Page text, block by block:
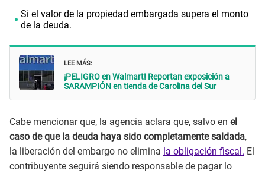
Si el valor de la propiedad embargada supera el monto
de la deuda.
LEE MÁS:
¡PELIGRO en Walmart! Reportan exposición a
SARAMPIÓN en tienda de Carolina del Sur
Cabe mencionar que, la agencia aclara que, salvo en el
caso de que la deuda haya sido completamente saldada,
la liberación del embargo no elimina la obligación fiscal. El
contribuyente seguirá siendo responsable de pagar lo